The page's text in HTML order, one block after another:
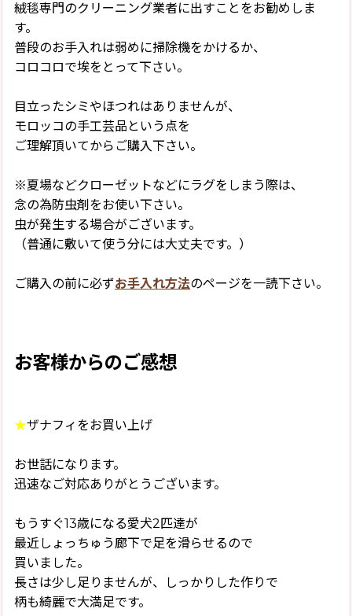
絨毯専門のクリーニング業者に出すことをお勧めしま
す。
普段のお手入れは弱めに掃除機をかけるか、
コロコロで埃をとって下さい。
目立ったシミやほつれはありませんが、
モロッコの手工芸品という点を
ご理解頂いてからご購入下さい。
※夏場などクローゼットなどにラグをしまう際は、
念の為防虫剤をお使い下さい。
虫が発生する場合がございます。
（普通に敷いて使う分には大丈夫です。）
ご購入の前に必ずお手入れ方法のページを一読下さい。
お客様からのご感想
★ザナフィをお買い上げ
お世話になります。
迅速なご対応ありがとうございます。
もうすぐ13歳になる愛犬2匹達が
最近しょっちゅう廊下で足を滑らせるので
買いました。
長さは少し足りませんが、しっかりした作りで
柄も綺麗で大満足です。